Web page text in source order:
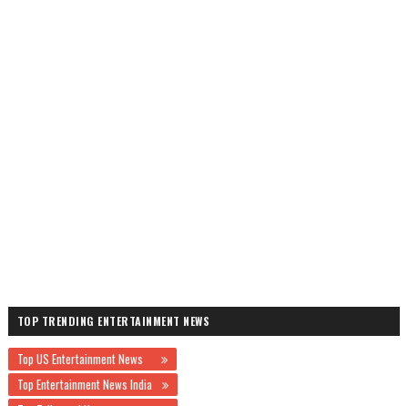
TOP TRENDING ENTERTAINMENT NEWS
Top US Entertainment News
Top Entertainment News India